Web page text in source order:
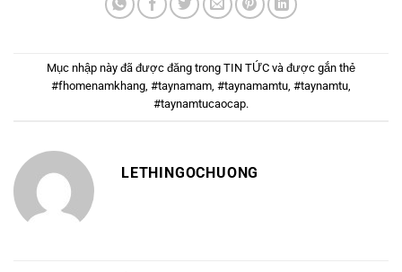
Mục nhập này đã được đăng trong TIN TỨC và được gắn thẻ
#fhomenamkhang, #taynamam, #taynamamtu, #taynamtu,
#taynamtucaocap.
LETHINGOCHUONG